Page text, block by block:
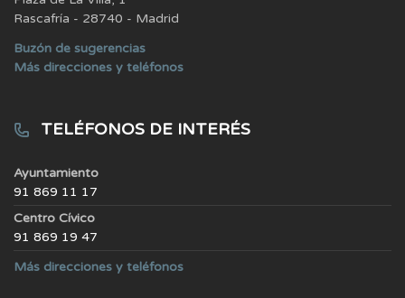
Rascafría - 28740 - Madrid
Buzón de sugerencias
Más direcciones y teléfonos
TELÉFONOS DE INTERÉS
Ayuntamiento
91 869 11 17
Centro Cívico
91 869 19 47
Más direcciones y teléfonos